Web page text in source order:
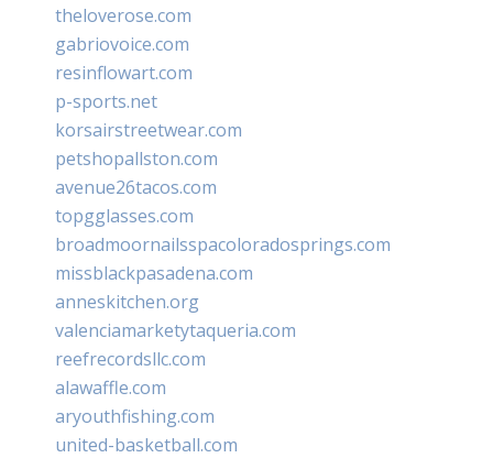
theloverose.com
gabriovoice.com
resinflowart.com
p-sports.net
korsairstreetwear.com
petshopallston.com
avenue26tacos.com
topgglasses.com
broadmoornailsspacoloradosprings.com
missblackpasadena.com
anneskitchen.org
valenciamarketytaqueria.com
reefrecordsllc.com
alawaffle.com
aryouthfishing.com
united-basketball.com